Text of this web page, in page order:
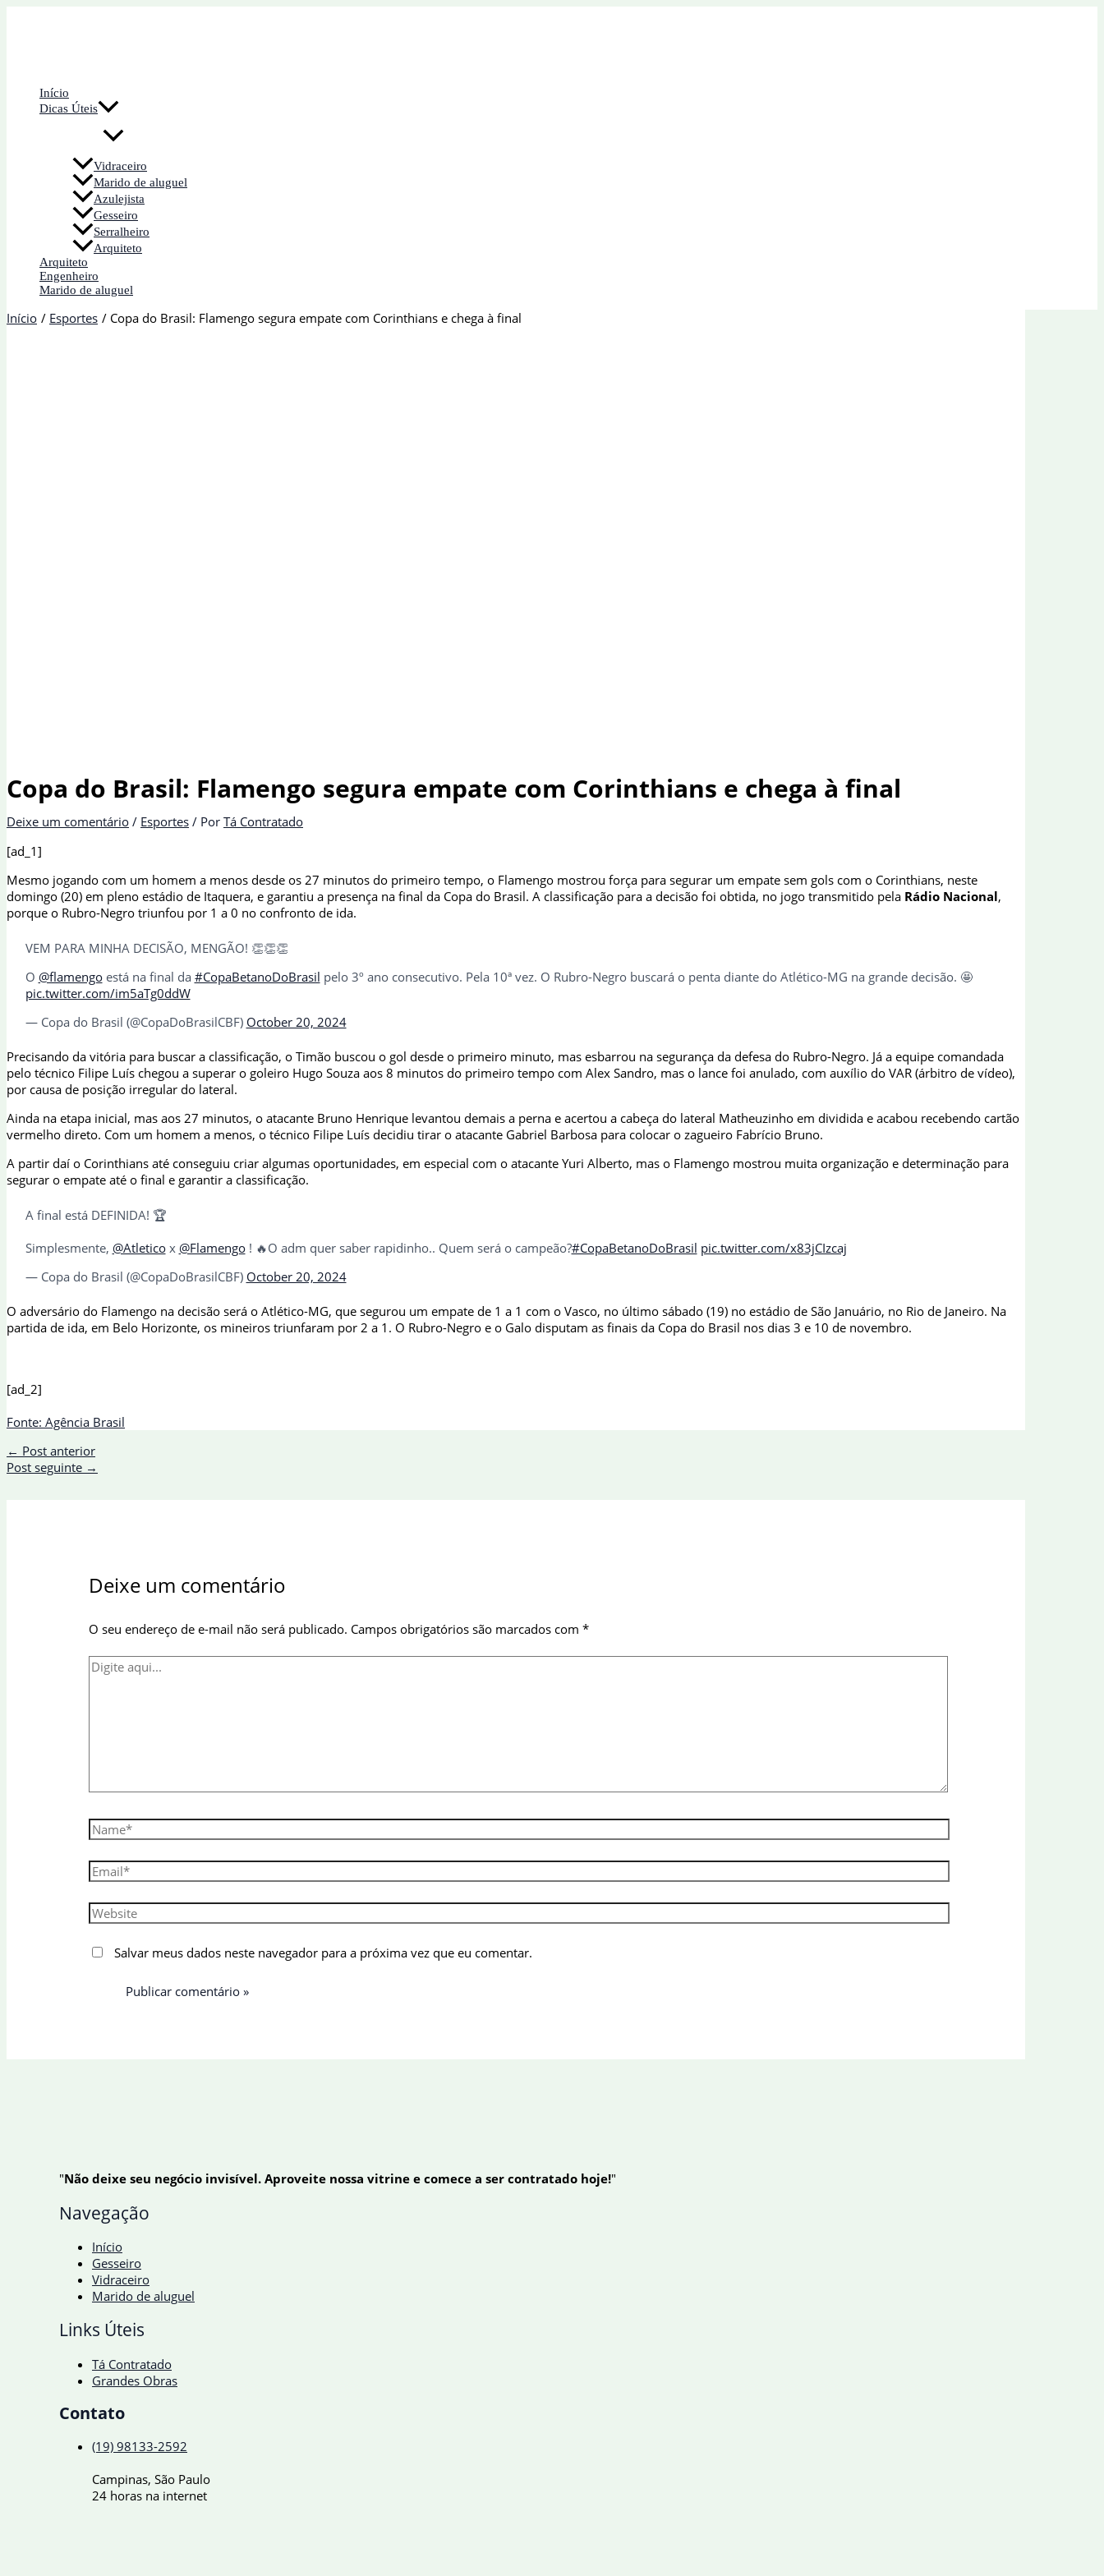
Início
Dicas Úteis
Vidraceiro
Marido de aluguel
Azulejista
Gesseiro
Serralheiro
Arquiteto
Arquiteto
Engenheiro
Marido de aluguel
Início Esportes Copa do Brasil: Flamengo segura empate com Corinthians e chega à final
Copa do Brasil: Flamengo segura empate com Corinthians e chega à final
Deixe um comentário / Esportes / Por Tá Contratado
[ad_1]
Mesmo jogando com um homem a menos desde os 27 minutos do primeiro tempo, o Flamengo mostrou força para segurar um empate sem gols com o Corinthians, neste
domingo (20) em pleno estádio de Itaquera, e garantiu a presença na final da Copa do Brasil. A classificação para a decisão foi obtida, no jogo transmitido pela Rádio Nacional,
porque o Rubro-Negro triunfou por 1 a 0 no confronto de ida.
VEM PARA MINHA DECISÃO, MENGÃO! 👏👏👏
O @flamengoestá na final da #CopaBetanoDoBrasil pelo 3º ano consecutivo. Pela 10ª vez. O Rubro-Negro buscará o penta diante do Atlético-MG na grande decisão. 🤩
pic.twitter.com/im5aTg0ddW
— Copa do Brasil (@CopaDoBrasilCBF) October 20, 2024
Precisando da vitória para buscar a classificação, o Timão buscou o gol desde o primeiro minuto, mas esbarrou na segurança da defesa do Rubro-Negro. Já a equipe comandada
pelo técnico Filipe Luís chegou a superar o goleiro Hugo Souza aos 8 minutos do primeiro tempo com Alex Sandro, mas o lance foi anulado, com auxílio do VAR (árbitro de vídeo),
por causa de posição irregular do lateral.
Ainda na etapa inicial, mas aos 27 minutos, o atacante Bruno Henrique levantou demais a perna e acertou a cabeça do lateral Matheuzinho em dividida e acabou recebendo cartão
vermelho direto. Com um homem a menos, o técnico Filipe Luís decidiu tirar o atacante Gabriel Barbosa para colocar o zagueiro Fabrício Bruno.
A partir daí o Corinthians até conseguiu criar algumas oportunidades, em especial com o atacante Yuri Alberto, mas o Flamengo mostrou muita organização e determinação para
segurar o empate até o final e garantir a classificação.
A final está DEFINIDA! 🏆
Simplesmente, @Atleticox @Flamengo! 🔥O adm quer saber rapidinho.. Quem será o campeão?#CopaBetanoDoBrasil pic.twitter.com/x83jCIzcaj
— Copa do Brasil (@CopaDoBrasilCBF) October 20, 2024
O adversário do Flamengo na decisão será o Atlético-MG, que segurou um empate de 1 a 1 com o Vasco, no último sábado (19) no estádio de São Januário, no Rio de Janeiro. Na
partida de ida, em Belo Horizonte, os mineiros triunfaram por 2 a 1. O Rubro-Negro e o Galo disputam as finais da Copa do Brasil nos dias 3 e 10 de novembro.
[ad_2]
Fonte: Agência Brasil
← Post anterior
Post seguinte →
Deixe um comentário
O seu endereço de e-mail não será publicado. Campos obrigatórios são marcados com*
Digite
aqui...
Name*
Email*
Website
Salvar meus dados neste navegador para a próxima vez que eu comentar.
"Não deixe seu negócio invisível. Aproveite nossa vitrine e comece a ser contratado hoje!"
Navegação
Início
Gesseiro
Vidraceiro
Marido de aluguel
Links Úteis
Tá Contratado
Grandes Obras
Contato
(19) 98133-2592
Campinas, São Paulo
24 horas na internet